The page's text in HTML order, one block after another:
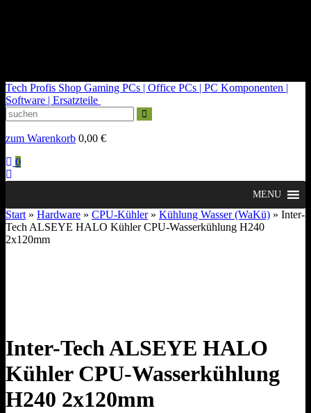
Tech Profis Shop Gaming PCs | Office PCs | PC Komponenten |
Software | Ersatzteile
zum Warenkorb 0,00 €
0
MENU
Start » Hardware » CPU-Kühler» Kühlung Wasser (WaKü) » Inter-
Tech ALSEYE HALO Kühler CPU-Wasserkühlung H240
2x120mm
Inter-Tech ALSEYE HALO
Kühler CPU-Wasserkühlung
H240 2x120mm